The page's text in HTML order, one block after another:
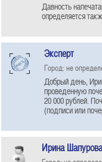
Давность
определяется
Эксперт
Город: не
Добрый день,
проведенную
20 000 рублей.
(подписи или
Ирина Шапурова